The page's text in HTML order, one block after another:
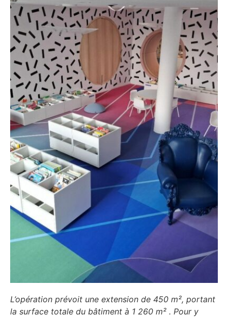
L’opération prévoit une extension de 450 m², portant
la surface totale du bâtiment à 1 260 m² . Pour y